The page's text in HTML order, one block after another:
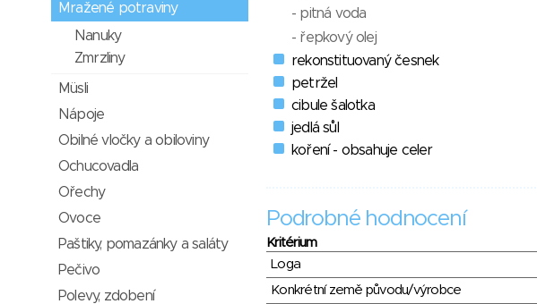
- pitná voda
- řepkový olej
rekonstituovaný česnek
petržel
cibule šalotka
jedlá sůl
koření - obsahuje celer
Podrobné hodnocení
Kritérium
Loga
Konkrétní země původu/výrobce
Mražené potraviny
Nanuky
Zmrzliny
Müsli
Nápoje
Obilné vločky a obiloviny
Ochucovadla
Ořechy
Ovoce
Paštiky, pomazánky a saláty
Pečivo
Polevy, zdobení